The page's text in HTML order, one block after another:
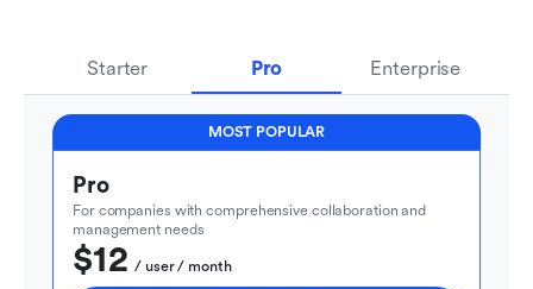
Starter Pro Enterprise
MOST POPULAR
Pro
For companies with comprehensive collaboration and
management needs
$12
  / user / month